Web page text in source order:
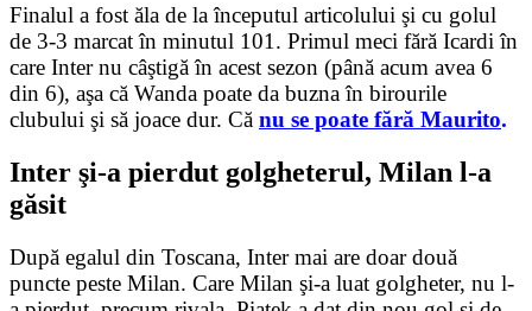
Finalul a fost ăla de la începutul articolului şi cu golul
de 3-3 marcat în minutul 101. Primul meci fără Icardi în
care Inter nu câştigă în acest sezon (până acum avea 6
din 6), aşa că Wanda poate da buzna în birourile
clubului şi să joace dur. Că nu se poate fără Maurito.
Inter şi-a pierdut golgheterul, Milan l-a
găsit
După egalul din Toscana, Inter mai are doar două
puncte peste Milan. Care Milan şi-a luat golgheter, nu l-